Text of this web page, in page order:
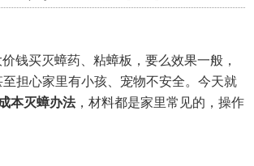
钱买灭蟑药、粘蟑板，要么效果一般，
担心家里有小孩、宠物不安全。今天就
本灭蟑办法，材料都是家里常见的，操作